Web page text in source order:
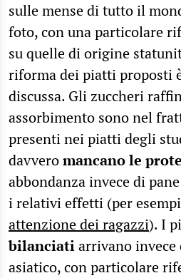
sulle mense di tutto il
foto, con una particolare
su quelle di origine
riforma dei piatti proposti
discussa. Gli zuccheri
assorbimento sono nel
presenti nei piatti degli
davveromancano le
abbondanza invece di
i relativi effetti (per
attenzione dei ragazzi). I
bilanciatiarrivano invece
asiatico, con particolare